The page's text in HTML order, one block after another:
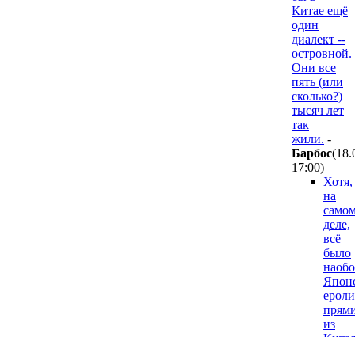
Китае ещё
один
диалект --
островной.
Они все
пять (или
сколько?)
тысяч лет
так
жили. -
Бapбoc
17:00)
Хотя,
на
деле,
всё
было
из